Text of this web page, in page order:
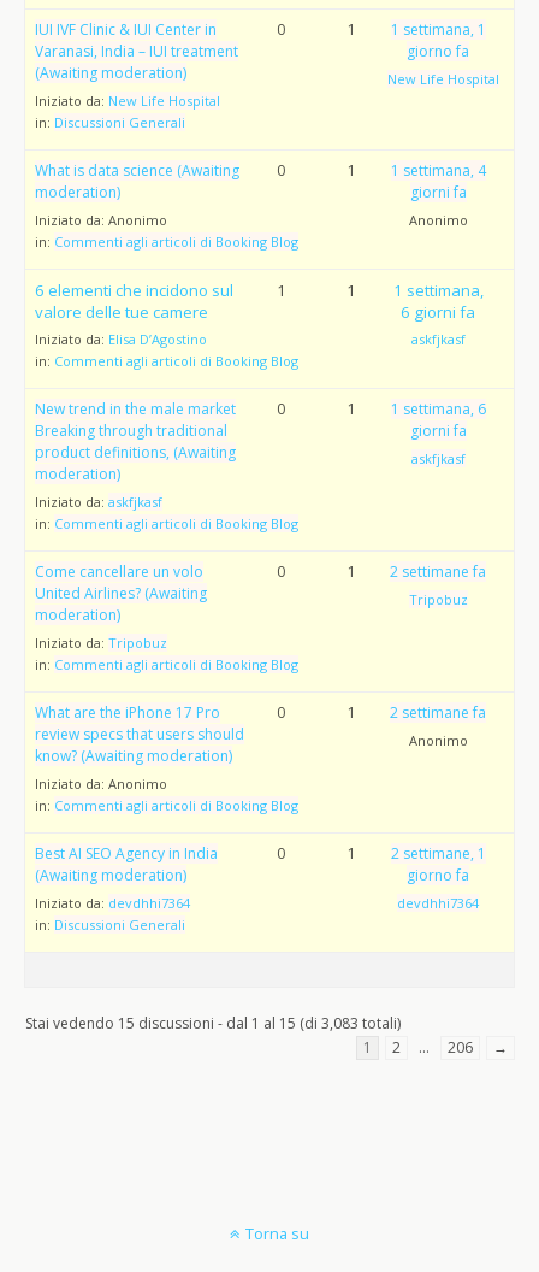
IUI IVF Clinic & IUI Center in
Varanasi, India – IUI treatment
(Awaiting moderation)
Iniziato da: New Life Hospital
in: Discussioni Generali
0 1
1 settimana, 1
giorno fa
New Life Hospital
What is data science (Awaiting
moderation)
Iniziato da: Anonimo
in: Commenti agli articoli di Booking Blog
0 1
1 settimana, 4
giorni fa
Anonimo
6 elementi che incidono sul
valore delle tue camere
Iniziato da: Elisa D’Agostino
in: Commenti agli articoli di Booking Blog
1 1
1 settimana,
6 giorni fa
askfjkasf
New trend in the male market
Breaking through traditional
product definitions, (Awaiting
moderation)
Iniziato da: askfjkasf
in: Commenti agli articoli di Booking Blog
0 1
1 settimana, 6
giorni fa
askfjkasf
Come cancellare un volo
United Airlines? (Awaiting
moderation)
Iniziato da: Tripobuz
in: Commenti agli articoli di Booking Blog
0 1 2 settimane fa
Tripobuz
What are the iPhone 17 Pro
review specs that users should
know? (Awaiting moderation)
Iniziato da: Anonimo
in: Commenti agli articoli di Booking Blog
0 1 2 settimane fa
Anonimo
Best AI SEO Agency in India
(Awaiting moderation)
Iniziato da: devdhhi7364
in: Discussioni Generali
0 1
2 settimane, 1
giorno fa
devdhhi7364
Stai vedendo 15 discussioni - dal 1 al 15 (di 3,083 totali)
1
2 … 206 →
Torna su